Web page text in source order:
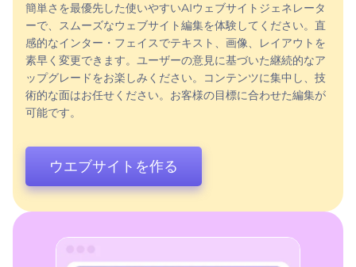
簡単さを最優先した使いやすいAIウェブサイトジェネレータ
ーで、スムーズなウェブサイト編集を体験してください。直
感的なインター・フェイスでテキスト、画像、レイアウトを
素早く変更できます。ユーザーの意見に基づいた継続的なア
ップグレードをお楽しみください。コンテンツに集中し、技
術的な面はお任せください。お客様の目標に合わせた編集が
可能です。
ウエブサイトを作る